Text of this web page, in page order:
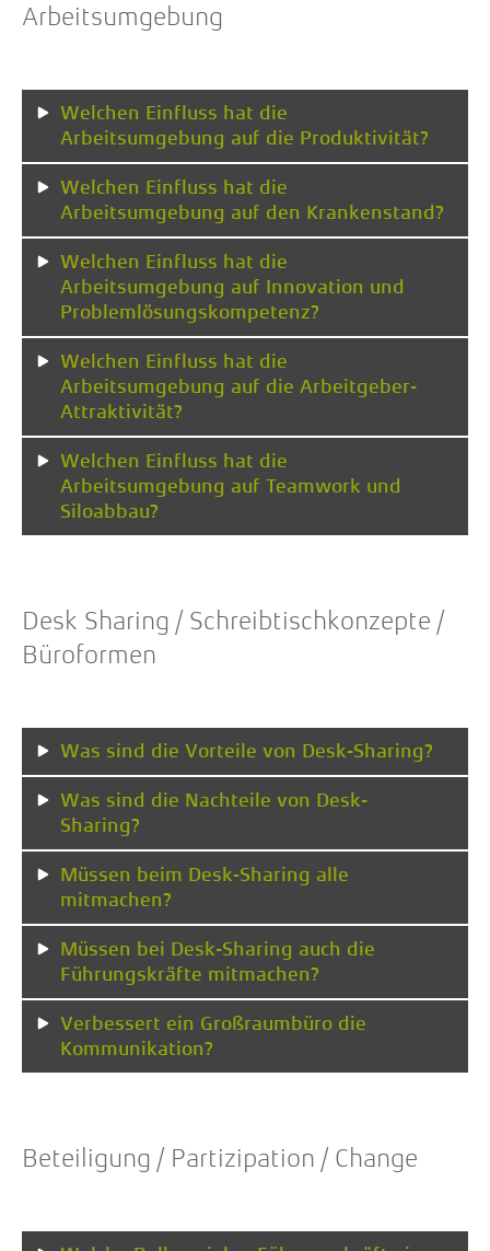
Arbeitsumgebung
Welchen Einfluss hat die
Arbeitsumgebung auf die Produktivität?
Welchen Einfluss hat die
Arbeitsumgebung auf den Krankenstand?
Welchen Einfluss hat die
Arbeitsumgebung auf Innovation und
Problemlösungskompetenz?
Welchen Einfluss hat die
Arbeitsumgebung auf die Arbeitgeber-
Attraktivität?
Welchen Einfluss hat die
Arbeitsumgebung auf Teamwork und
Siloabbau?
Desk Sharing / Schreibtischkonzepte /
Büroformen
Was sind die Vorteile von Desk-Sharing?
Was sind die Nachteile von Desk-
Sharing?
Müssen beim Desk-Sharing alle
mitmachen?
Müssen bei Desk-Sharing auch die
Führungskräfte mitmachen?
Verbessert ein Großraumbüro die
Kommunikation?
Beteiligung / Partizipation / Change